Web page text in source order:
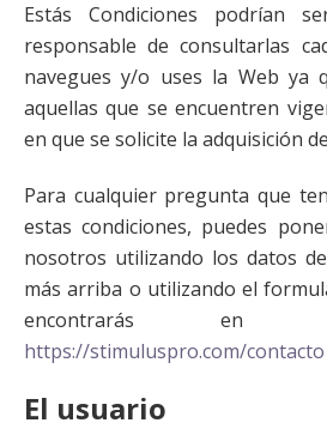
Estás Condiciones podrían
responsable de consultarlas
navegues y/o uses la Web ya
aquellas que se encuentren
en que se solicite la adquisición
Para cualquier pregunta que
estas condiciones, puedes
nosotros utilizando los datos
más arriba o utilizando el
encontrarás en
https://stimuluspro.com/contacto
El usuario